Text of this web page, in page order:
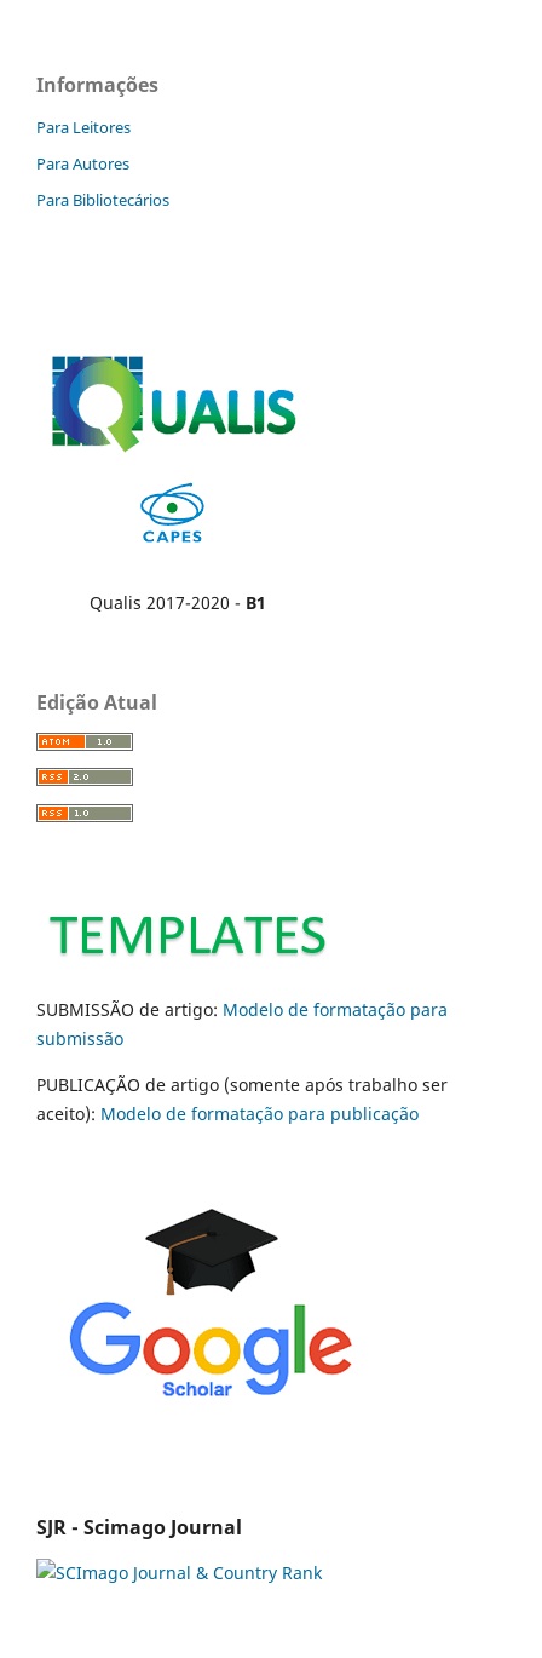
Informações
Para Leitores
Para Autores
Para Bibliotecários
Qualis 2017-2020 - B1
Edição Atual
SUBMISSÃO de artigo: Modelo de formatação para
submissão
PUBLICAÇÃO de artigo (somente após trabalho ser
aceito): Modelo de formatação para publicação
SJR - Scimago Journal